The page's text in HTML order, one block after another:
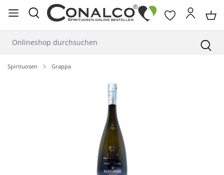
springen
Spirituosen Grappa